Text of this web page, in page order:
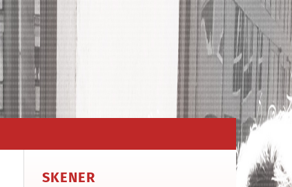
SKENER